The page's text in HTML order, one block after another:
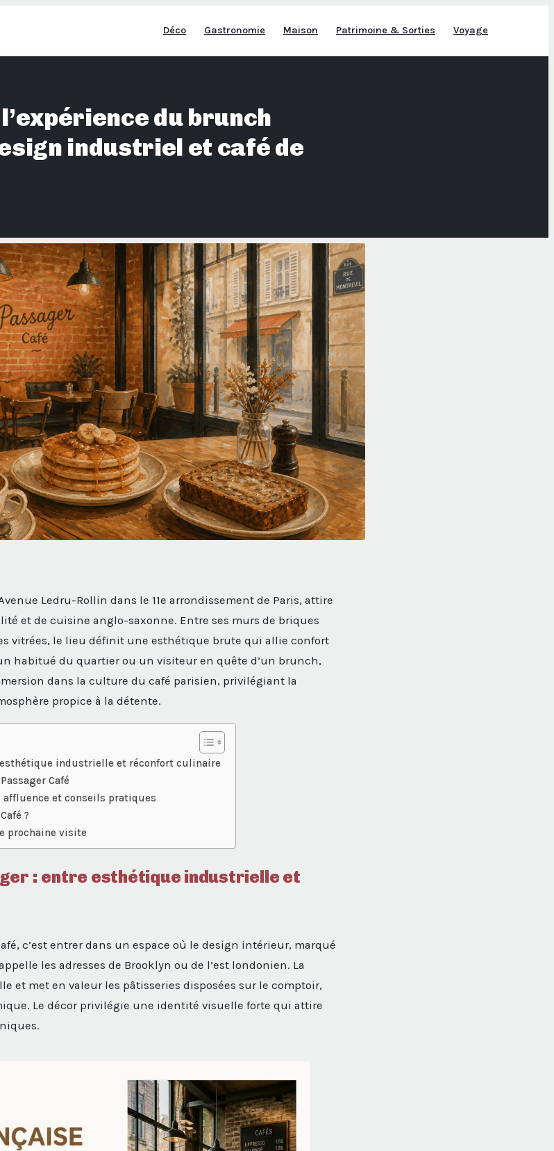
Déco Gastronomie Maison Patrimoine & Sorties Voyage
du brunch
industriel et café de
Ledru-Rollin dans le 11e arrondissement de Paris, attire
et de cuisine anglo-saxonne. Entre ses murs de briques
vitrées, le lieu définit une esthétique brute qui allie confort
habitué du quartier ou un visiteur en quête d’un brunch,
dans la culture du café parisien, privilégiant la
propice à la détente.
esthétique industrielle et réconfort culinaire
Café
et conseils pratiques
?
prochaine visite
: entre esthétique industrielle et
c’est entrer dans un espace où le design intérieur, marqué
les adresses de Brooklyn ou de l’est londonien. La
et met en valeur les pâtisseries disposées sur le comptoir,
Le décor privilégie une identité visuelle forte qui attire